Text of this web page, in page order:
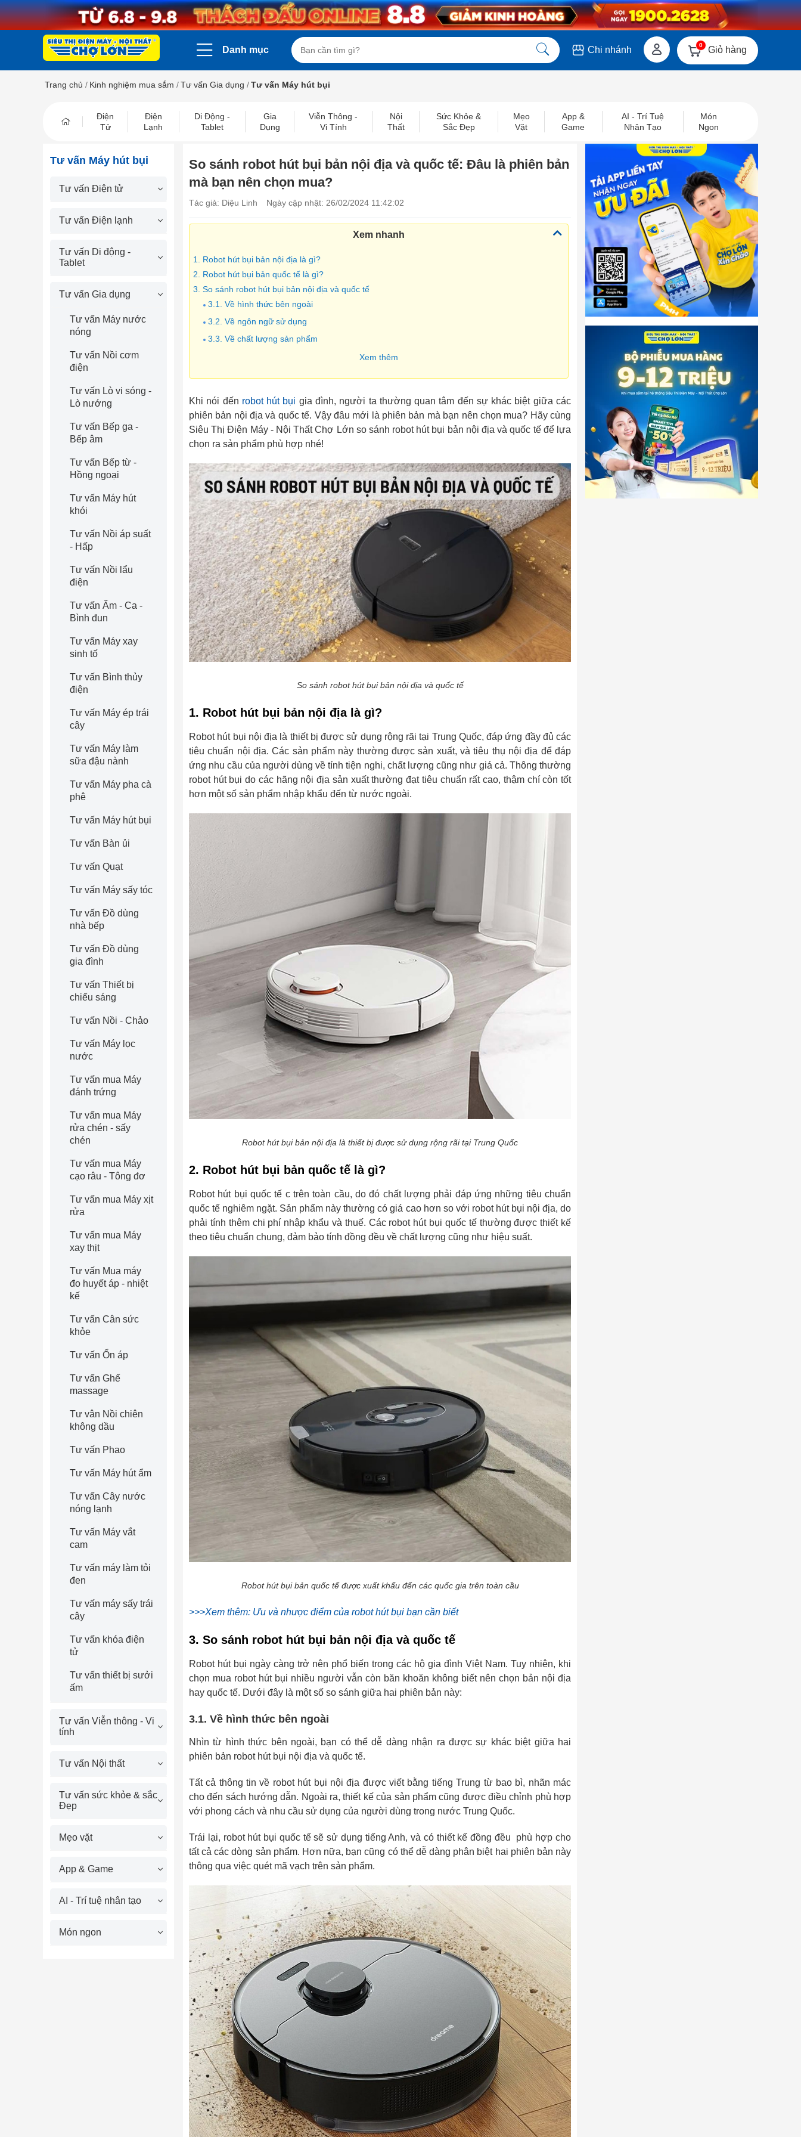
Danh mục Chi nhánh 0 Giỏ hàng
Trang chủ / Kinh nghiệm mua sắm /Tư vấn Gia dụng /Tư vấn Máy hút bụi
Điện
Tử
Điện
Lạnh
Di Động -
Tablet
Gia
Dụng
Viễn Thông -
Vi Tính
Nội
Thất
Sức Khỏe &
Sắc Đẹp
Mẹo
Vặt
App &
Game
AI - Trí Tuệ
Nhân Tạo
Món
Ngon
Tư vấn Máy hút bụi
Tư vấn Điện tử
Tư vấn Điện lạnh
Tư vấn Di động -
Tablet
Tư vấn Gia dụng
Tư vấn Máy nước
nóng
Tư vấn Nồi cơm
điện
Tư vấn Lò vi sóng -
Lò nướng
Tư vấn Bếp ga -
Bếp âm
Tư vấn Bếp từ -
Hồng ngoại
Tư vấn Máy hút
khói
Tư vấn Nồi áp suất
- Hấp
Tư vấn Nồi lẩu
điện
Tư vấn Ấm - Ca -
Bình đun
Tư vấn Máy xay
sinh tố
Tư vấn Bình thủy
điện
Tư vấn Máy ép trái
cây
Tư vấn Máy làm
sữa đậu nành
Tư vấn Máy pha cà
phê
Tư vấn Máy hút bụi
Tư vấn Bàn ủi
Tư vấn Quạt
Tư vấn Máy sấy tóc
Tư vấn Đồ dùng
nhà bếp
Tư vấn Đồ dùng
gia đình
Tư vấn Thiết bị
chiếu sáng
Tư vấn Nồi - Chảo
Tư vấn Máy lọc
nước
Tư vấn mua Máy
đánh trứng
Tư vấn mua Máy
rửa chén - sấy
chén
Tư vấn mua Máy
cạo râu - Tông đơ
Tư vấn mua Máy xịt
rửa
Tư vấn mua Máy
xay thịt
Tư vấn Mua máy
đo huyết áp - nhiệt
kế
Tư vấn Cân sức
khỏe
Tư vấn Ổn áp
Tư vấn Ghế
massage
Tư vân Nồi chiên
không dầu
Tư vấn Phao
Tư vấn Máy hút ẩm
Tư vấn Cây nước
nóng lạnh
Tư vấn Máy vắt
cam
Tư vấn máy làm tỏi
đen
Tư vấn máy sấy trái
cây
Tư vấn khóa điện
tử
Tư vấn thiết bị sưởi
ấm
Tư vấn Viễn thông - Vi
tính
Tư vấn Nội thất
Tư vấn sức khỏe & sắc
Đẹp
Mẹo vặt
App & Game
AI - Trí tuệ nhân tạo
Món ngon
So sánh robot hút bụi bản nội địa và quốc tế: Đâu là phiên bản
mà bạn nên chọn mua?
Tác giả: Diệu Linh Ngày cập nhật: 26/02/2024 11:42:02
Xem nhanh
1. Robot hút bụi bản nội địa là gì?
2. Robot hút bụi bản quốc tế là gì?
3. So sánh robot hút bụi bản nội địa và quốc tế
3.1. Về hình thức bên ngoài
3.2. Về ngôn ngữ sử dụng
3.3. Về chất lượng sản phẩm
Xem thêm
Khi nói đến robot hút bụi gia đình, người ta thường quan tâm đến sự khác biệt giữa các
phiên bản nội địa và quốc tế. Vậy đâu mới là phiên bản mà bạn nên chọn mua? Hãy cùng
Siêu Thị Điện Máy - Nội Thất Chợ Lớn so sánh robot hút bụi bản nội địa và quốc tế để lựa
chọn ra sản phẩm phù hợp nhé!
So sánh robot hút bụi bản nội địa và quốc tế
1. Robot hút bụi bản nội địa là gì?
Robot hút bụi nội địa là thiết bị được sử dụng rộng rãi tại Trung Quốc, đáp ứng đầy đủ các
tiêu chuẩn nội địa. Các sản phẩm này thường được sản xuất, và tiêu thụ nội địa để đáp
ứng nhu cầu của người dùng về tính tiện nghi, chất lượng cũng như giá cả. Thông thường
robot hút bụi do các hãng nội địa sản xuất thường đạt tiêu chuẩn rất cao, thậm chí còn tốt
hơn một số sản phẩm nhập khẩu đến từ nước ngoài.
Robot hút bụi bản nội địa là thiết bị được sử dụng rộng rãi tại Trung Quốc
2. Robot hút bụi bản quốc tế là gì?
Robot hút bụi quốc tế c trên toàn cầu, do đó chất lượng phải đáp ứng những tiêu chuẩn
quốc tế nghiêm ngặt. Sản phẩm này thường có giá cao hơn so với robot hút bụi nội địa, do
phải tính thêm chi phí nhập khẩu và thuế. Các robot hút bụi quốc tế thường được thiết kế
theo tiêu chuẩn chung, đảm bảo tính đồng đều về chất lượng cũng như hiệu suất.
Robot hút bụi bản quốc tế được xuất khẩu đến các quốc gia trên toàn cầu
>>>Xem thêm: Ưu và nhược điểm của robot hút bụi bạn cần biết
3. So sánh robot hút bụi bản nội địa và quốc tế
Robot hút bụi ngày càng trở nên phổ biến trong các hộ gia đình Việt Nam. Tuy nhiên, khi
chọn mua robot hút bụi nhiều người vẫn còn băn khoăn không biết nên chọn bản nội địa
hay quốc tế. Dưới đây là một số so sánh giữa hai phiên bản này:
3.1. Về hình thức bên ngoài
Nhìn từ hình thức bên ngoài, bạn có thể dễ dàng nhận ra được sự khác biệt giữa hai
phiên bản robot hút bụi nội địa và quốc tế.
Tất cả thông tin về robot hút bụi nội địa được viết bằng tiếng Trung từ bao bì, nhãn mác
cho đến sách hướng dẫn. Ngoài ra, thiết kế của sản phẩm cũng được điều chỉnh phù hợp
với phong cách và nhu cầu sử dụng của người dùng trong nước Trung Quốc.
Trái lại, robot hút bụi quốc tế sẽ sử dụng tiếng Anh, và có thiết kế đồng đều phù hợp cho
tất cả các dòng sản phẩm. Hơn nữa, bạn cũng có thể dễ dàng phân biệt hai phiên bản này
thông qua việc quét mã vạch trên sản phẩm.